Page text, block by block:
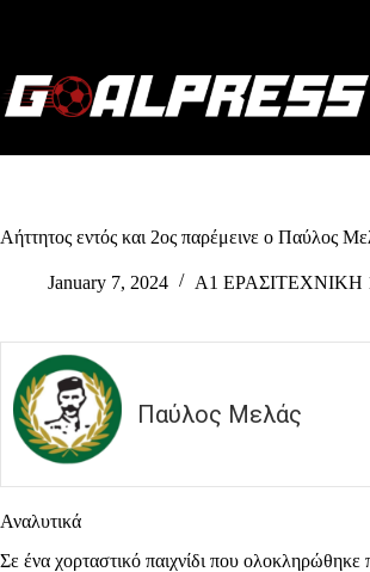
Αήττητος εντός και 2ος παρέμεινε ο Παύλος
January 7, 2024 Α1 ΕΡΑΣΙΤΕΧΝΙΚΗ
Παύλος Μελάς
Αναλυτικά
Σε ένα χορταστικό παιχνίδι που